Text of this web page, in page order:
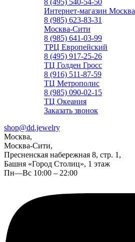
8 (495) 540-54-50
Интернет-магазин Москва
8 (985) 623-83-31
Москва-Сити
8 (985) 641-03-99
ТРЦ Европейский
8 (495) 917-25-26
ТЦ Голден Гросс
8 (916) 511-87-59
ТЦ Метрополис
8 (985) 090-02-15
ТЦ Океания
Заказать звонок
shop@dd.jewelry
Москва,
Москва-Сити,
Пресненская набережная 8, стр. 1,
Башня «Город Столиц», 1 этаж
Пн—Вс 10:00 – 22:00